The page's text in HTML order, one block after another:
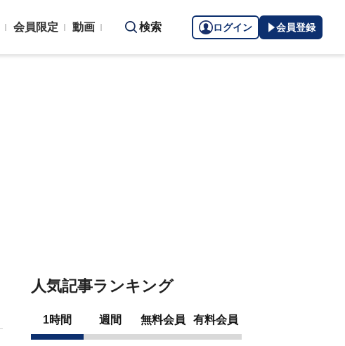
会員限定 動画 検索 ログイン 会員登録
人気記事ランキング
1時間 週間 無料会員 有料会員